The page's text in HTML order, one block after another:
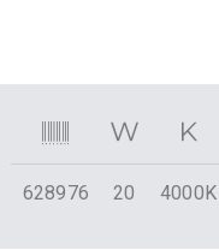
628976 20 4000K